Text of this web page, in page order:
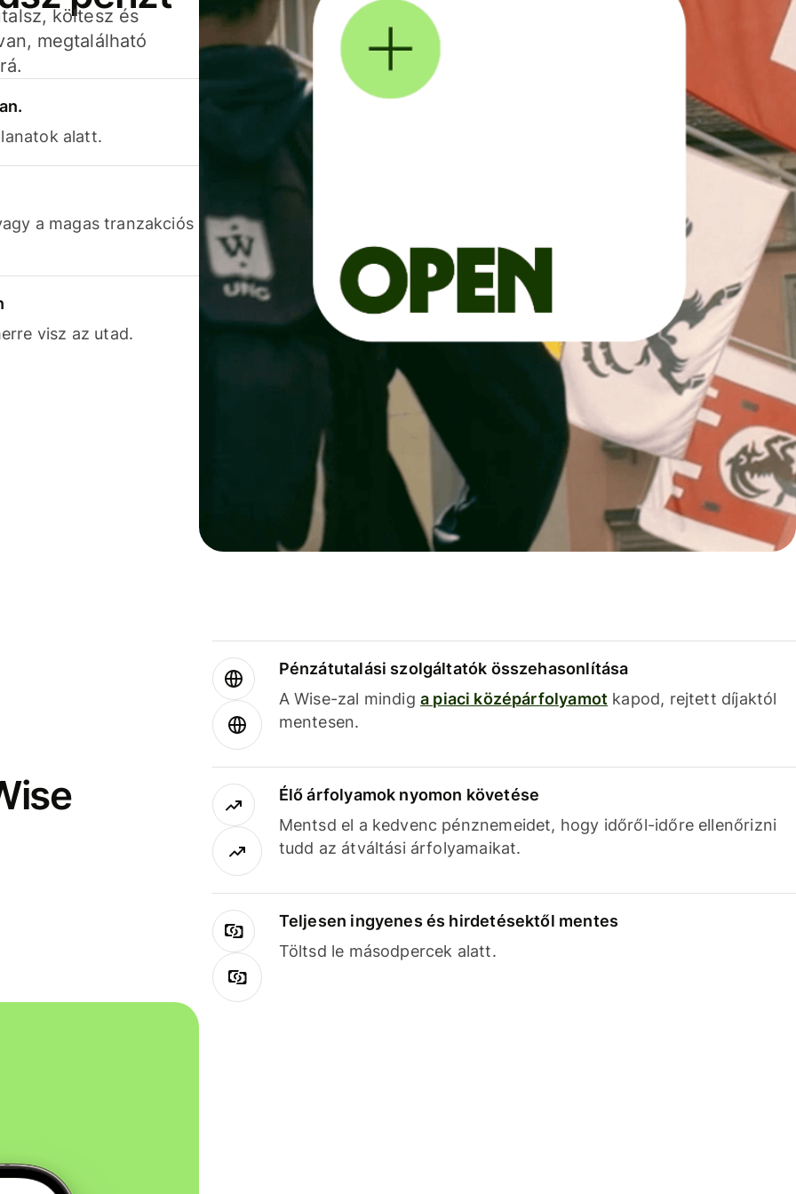
költesz és
megtalálható
alatt.
a magas tranzakciós
visz az utad.
Pénzátutalási szolgáltatók összehasonlítása
A Wise-zal mindig a piaci középárfolyamot kapod, rejtett díjaktól
mentesen.
Élő árfolyamok nyomon követése
Mentsd el a kedvenc pénznemeidet, hogy időről-időre ellenőrizni
tudd az átváltási árfolyamaikat.
Teljesen ingyenes és hirdetésektől mentes
Töltsd le másodpercek alatt.